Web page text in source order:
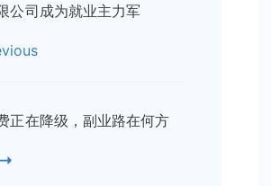
公司成为就业主力军
正在降级，副业路在何方